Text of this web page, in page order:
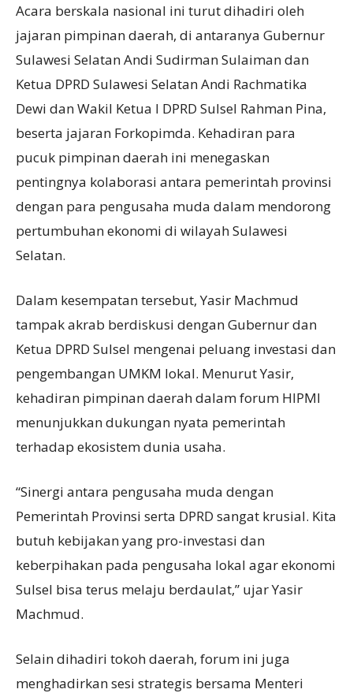
Acara berskala nasional ini turut dihadiri oleh
jajaran pimpinan daerah, di antaranya Gubernur
Sulawesi Selatan Andi Sudirman Sulaiman dan
Ketua DPRD Sulawesi Selatan Andi Rachmatika
Dewi dan Wakil Ketua I DPRD Sulsel Rahman Pina,
beserta jajaran Forkopimda. Kehadiran para
pucuk pimpinan daerah ini menegaskan
pentingnya kolaborasi antara pemerintah provinsi
dengan para pengusaha muda dalam mendorong
pertumbuhan ekonomi di wilayah Sulawesi
Selatan.
Dalam kesempatan tersebut, Yasir Machmud
tampak akrab berdiskusi dengan Gubernur dan
Ketua DPRD Sulsel mengenai peluang investasi dan
pengembangan UMKM lokal. Menurut Yasir,
kehadiran pimpinan daerah dalam forum HIPMI
menunjukkan dukungan nyata pemerintah
terhadap ekosistem dunia usaha.
“Sinergi antara pengusaha muda dengan
Pemerintah Provinsi serta DPRD sangat krusial. Kita
butuh kebijakan yang pro-investasi dan
keberpihakan pada pengusaha lokal agar ekonomi
Sulsel bisa terus melaju berdaulat,” ujar Yasir
Machmud.
Selain dihadiri tokoh daerah, forum ini juga
menghadirkan sesi strategis bersama Menteri